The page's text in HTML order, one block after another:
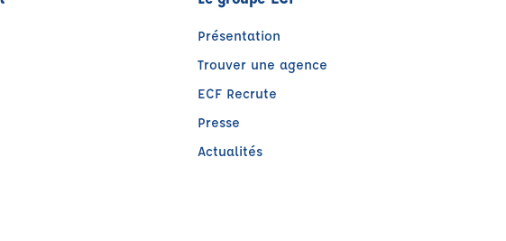
Présentation
Trouver une agence
ECF Recrute
Presse
Actualités
fenêtre)
fenêtre)fenêtre)
fenêtre)